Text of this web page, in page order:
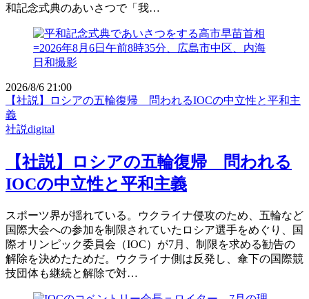
和記念式典のあいさつで「我…
2026/8/6 21:00
【社説】ロシアの五輪復帰 問われるIOCの中立性と平和主
義
社説digital
【社説】ロシアの五輪復帰 問われる
IOCの中立性と平和主義
スポーツ界が揺れている。ウクライナ侵攻のため、五輪など
国際大会への参加を制限されていたロシア選手をめぐり、国
際オリンピック委員会（IOC）が7月、制限を求める勧告の
解除を決めたためだ。ウクライナ側は反発し、傘下の国際競
技団体も継続と解除で対…